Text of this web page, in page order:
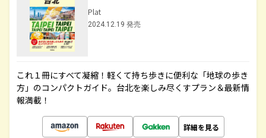
Plat
2024.12.19 発売
これ１冊にすべて凝縮！軽くて持ち歩きに便利な「地球の歩き
方」のコンパクトガイド。台北を楽しみ尽くすプラン＆最新情
報満載！
詳細を見る